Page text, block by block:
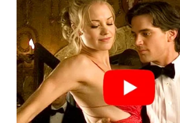
WN
SEMARANG
WN
SOLO
WN